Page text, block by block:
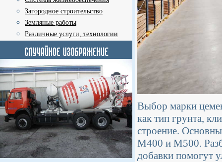
Загородное строительство
Земляные работы
Различные услуги, технологии
Выбор марки
как тип грунта,
строение.
М400 и М500.
добавки помогут